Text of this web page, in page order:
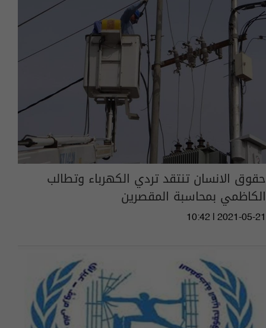
حقوق الانسان تنتقد تردي الكهرباء وتطالب
الكاظمي بمحاسبة المقصرين
10:42 | 2021-05-21